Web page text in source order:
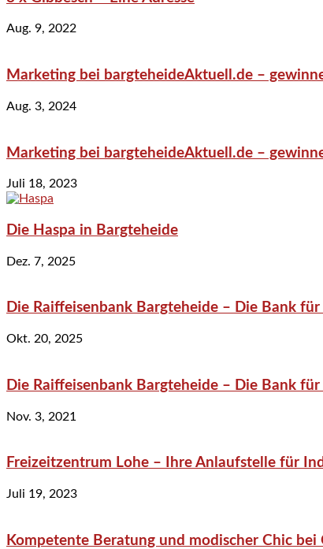
Aug. 9, 2022
Marketing bei bargteheideAktuell.de –
Aug. 3, 2024
Marketing bei bargteheideAktuell.de –
Juli 18, 2023
Die Haspa in Bargteheide
Dez. 7, 2025
Die Raiffeisenbank Bargteheide – Die Bank
Okt. 20, 2025
Die Raiffeisenbank Bargteheide – Die Bank
Nov. 3, 2021
Freizeitzentrum Lohe – Ihre Anlaufstelle für
Juli 19, 2023
Kompetente Beratung und modischer Chic